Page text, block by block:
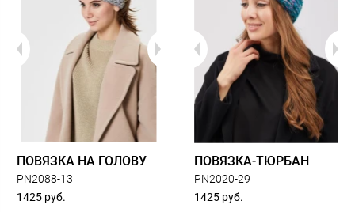
ПОВЯЗКА НА ГОЛОВУ
PN2088-13
1425 руб.
ПОВЯЗКА-ТЮРБАН
PN2020-29
1425 руб.